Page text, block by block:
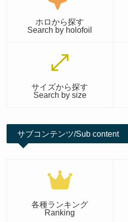
ホロから探す
Search by holofoil
サイズから探す
Search by size
サブコンテンツ/Sub content
各種ランキング
Ranking